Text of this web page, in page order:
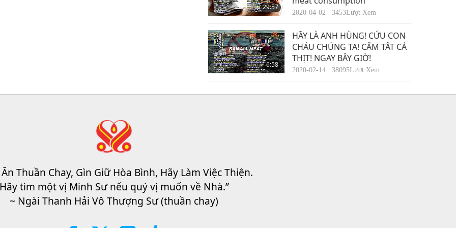
29:57
2020-04-02 3453Lượt Xem
6:58
HÃY LÀ ANH HÙNG! CỨU CON
CHÁU CHÚNG TA! CẤM TẤT CẢ
THỊT! NGAY BÂY GIỜ!
2020-02-14 38095Lượt Xem
Ăn Thuần Chay, Gìn Giữ Hòa Bình, Hãy Làm Việc Thiện.
Hãy tìm một vị Minh Sư nếu quý vị muốn về Nhà.”
~ Ngài Thanh Hải Vô Thượng Sư (thuần chay)